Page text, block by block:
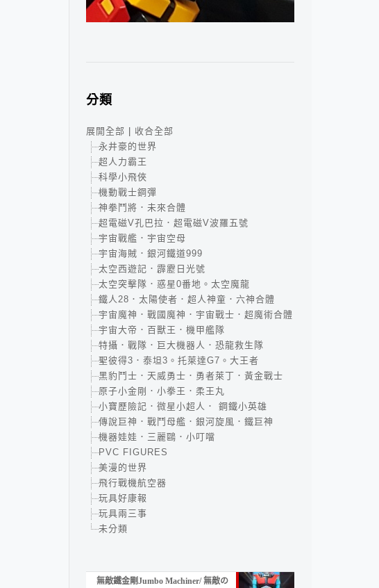
分類
展開全部
收合全部
永井豪的世界
超人力霸王
科學小飛俠
機動戰士鋼彈
神拳鬥將．未來合體
超電磁V孔巴拉．超電磁V波羅五號
宇宙戰艦．宇宙空母
宇宙海賊．銀河鐵道999
太空西遊記．霹靂日光號
太空突擊隊．惑星0番地。太空魔龍
鐵人28．太陽使者．超人神童．六神合體
宇宙魔神．戰國魔神．宇宙戰士．超魔術合體
宇宙大帝．百獸王．機甲艦隊
特攝．戰隊．巨大機器人．恐龍救生隊
聖彼得3．泰坦3。托萊達G7。大王者
黑豹鬥士．天威勇士．勇者萊丁．黃金戰士
原子小金剛．小拳王．柔王丸
小寶歷險記．微星小超人． 鋼鐵小英雄
傳說巨神．戰鬥母艦．銀河旋風．鐵巨神
機器娃娃．三麗鷗．小叮噹
PVC FIGURES
美漫的世界
飛行戰機航空器
玩具好康報
玩具兩三事
未分類
無敵鐵金剛Jumbo Machiner/ 無敵の